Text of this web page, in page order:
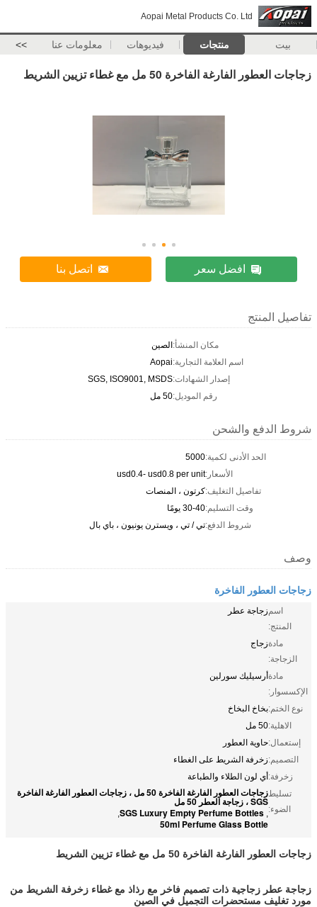
Aopai Metal Products Co. Ltd
بيت منتجات فيديوهات معلومات عنا >>
زجاجات العطور الفارغة الفاخرة 50 مل مع غطاء تزيين الشريط
افضل سعر اتصل بنا
تفاصيل المنتج
مكان المنشأ:الصين
اسم العلامة التجارية:Aopai
إصدار الشهادات:SGS, ISO9001, MSDS
رقم الموديل:50 مل
شروط الدفع والشحن
الحد الأدنى لكمية:5000
الأسعار:usd0.4- usd0.8 per unit
تفاصيل التغليف:كرتون ، المنصات
وقت التسليم:30-40 يومًا
شروط الدفع:تي / تي ، ويسترن يونيون ، باي بال
وصف
زجاجات العطور الفاخرة
اسم
المنتج:
زجاجة عطر
مادة
الزجاجة:
زجاج
مادة
الإكسسوار:
أرسيليك سورلين
نوع الختم:بخاخ البخاخ
الاهلية:50 مل
إستعمال:حاوية العطور
التصميم:زخرفة الشريط على الغطاء
زخرفة:أي لون الطلاء والطباعة
تسليط
الضوء:
زجاجات العطور الفارغة الفاخرة 50 مل ، زجاجات العطور الفارغة الفاخرة
SGS ، زجاجة العطر 50 مل
,
SGS Luxury Empty Perfume Bottles
,
50ml Perfume Glass Bottle
زجاجات العطور الفارغة الفاخرة 50 مل مع غطاء تزيين الشريط
زجاجة عطر زجاجية ذات تصميم فاخر مع رذاذ مع غطاء زخرفة الشريط من
مورد تغليف مستحضرات التجميل في الصين